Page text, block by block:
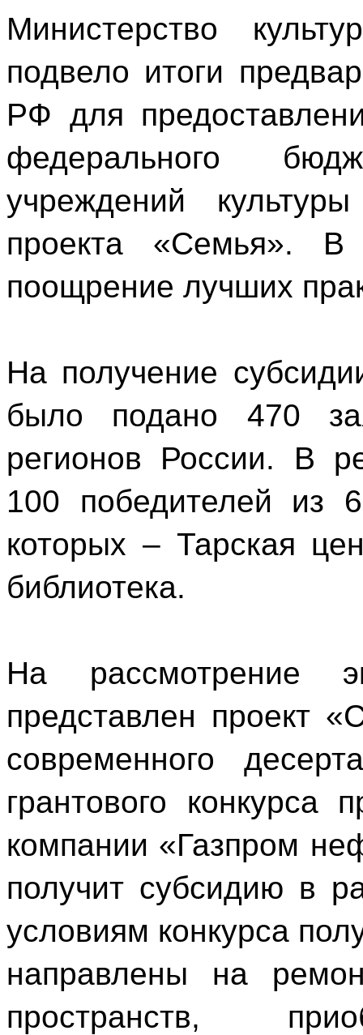
Министерство
подвело итоги
РФ для
федерального
учреждений
проекта «Семья».
поощрение лучших
На получение
было подано 470
регионов России. В
100 победителей из
которых – Тарская
библиотека.
На рассмотрение
представлен проект
современного
грантового конкурса
компании «Газпром
получит субсидию в
условиям конкурса
направлены на
пространств,